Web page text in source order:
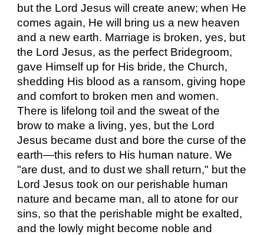
but the Lord Jesus will create anew; when He
comes again, He will bring us a new heaven
and a new earth. Marriage is broken, yes, but
the Lord Jesus, as the perfect Bridegroom,
gave Himself up for His bride, the Church,
shedding His blood as a ransom, giving hope
and comfort to broken men and women.
There is lifelong toil and the sweat of the
brow to make a living, yes, but the Lord
Jesus became dust and bore the curse of the
earth—this refers to His human nature. We
"are dust, and to dust we shall return," but the
Lord Jesus took on our perishable human
nature and became man, all to atone for our
sins, so that the perishable might be exalted,
and the lowly might become noble and